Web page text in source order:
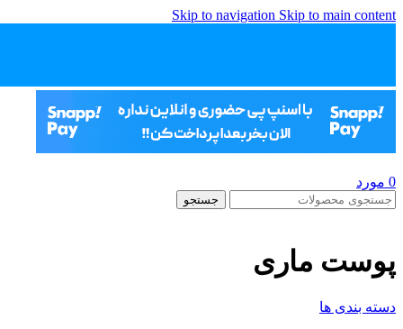
Skip to navigation Skip to main content
0 مورد
جستجو
پوست ماری
دسته بندی ها